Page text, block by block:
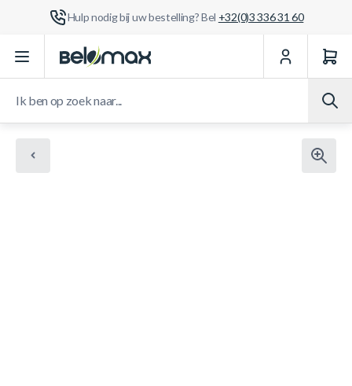
Hulp nodig bij uw bestelling? Bel +32(0)3 336 31 60
Ga naar de inhoud